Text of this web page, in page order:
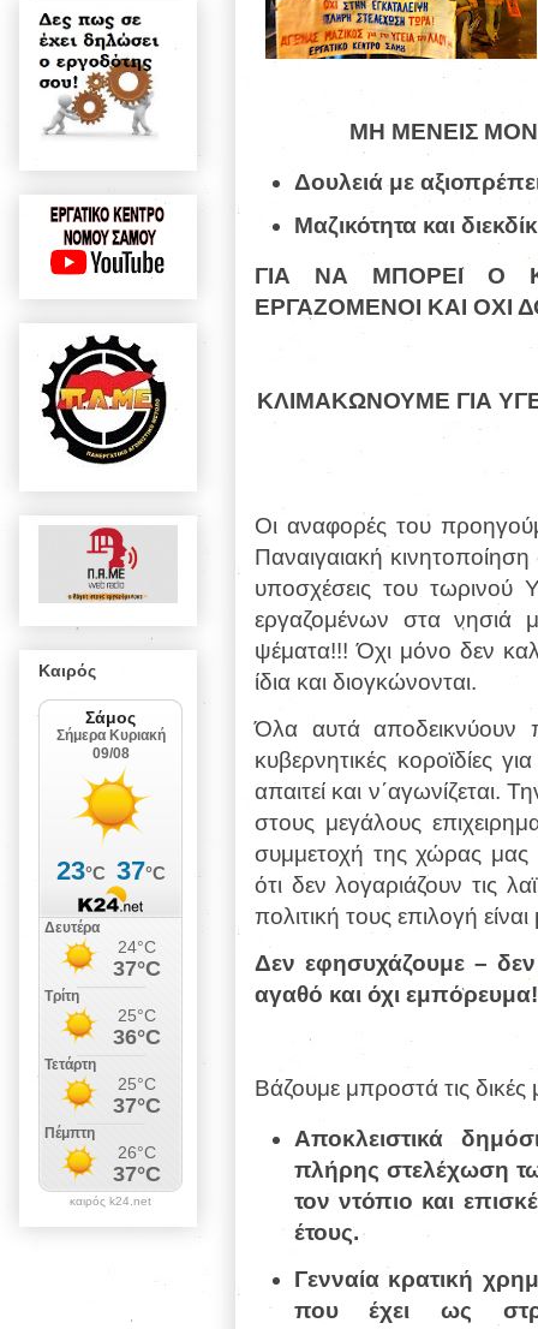
ΜΗ ΜΕΝΕΙΣ
Δουλειά με
Μαζικότητα και
ΓΙΑ ΝΑ ΜΠΟΡΕΙ Ο
ΕΡΓΑΖΟΜΕΝΟΙ ΚΑΙ ΟΧΙ
ΚΛΙΜΑΚΩΝΟΥΜΕ ΓΙΑ
Οι αναφορές του
Παναιγαιακή
υποσχέσεις του τωρινού
εργαζομένων στα νησιά
ψέματα!!! Όχι μόνο δεν
ίδια και διογκώνονται.
Όλα αυτά αποδεικνύουν
κυβερνητικές κοροϊδίες
απαιτεί και ν΄αγωνίζεται.
στους μεγάλους
συμμετοχή της χώρας μας
ότι δεν λογαριάζουν τις
πολιτική τους επιλογή
Δεν εφησυχάζουμε – δεν
αγαθό και όχι
Βάζουμε μπροστά τις δικές
Αποκλειστικά
πλήρης στελέχωση
τον ντόπιο και
έτους.
Γενναία κρατική
που έχει ως
Καιρός
καιρός k24.net